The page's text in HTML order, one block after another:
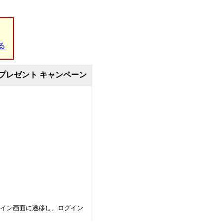
レゼント キャンペーン
ン画面に遷移し、ログイン